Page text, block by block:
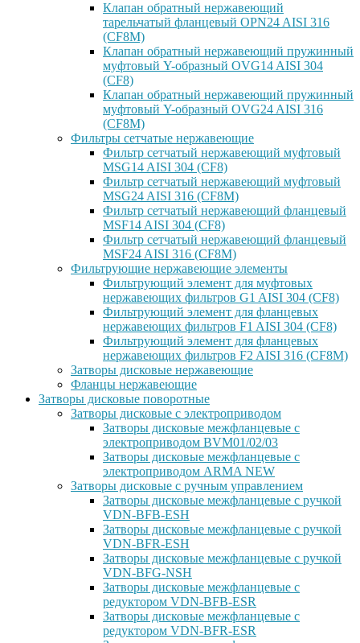
Клапан обратный нержавеющий
тарельчатый фланцевый OPN24 AISI 316
(CF8M)
Клапан обратный нержавеющий пружинный
муфтовый Y-образный OVG14 AISI 304
(CF8)
Клапан обратный нержавеющий пружинный
муфтовый Y-образный OVG24 AISI 316
(CF8М)
Фильтры сетчатые нержавеющие
Фильтр сетчатый нержавеющий муфтовый
MSG14 AISI 304 (CF8)
Фильтр сетчатый нержавеющий муфтовый
MSG24 AISI 316 (CF8M)
Фильтр сетчатый нержавеющий фланцевый
MSF14 AISI 304 (CF8)
Фильтр сетчатый нержавеющий фланцевый
MSF24 AISI 316 (CF8M)
Фильтрующие нержавеющие элементы
Фильтрующий элемент для муфтовых
нержавеющих фильтров G1 AISI 304 (CF8)
Фильтрующий элемент для фланцевых
нержавеющих фильтров F1 AISI 304 (CF8)
Фильтрующий элемент для фланцевых
нержавеющих фильтров F2 AISI 316 (CF8M)
Затворы дисковые нержавеющие
Фланцы нержавеющие
Затворы дисковые поворотные
Затворы дисковые с электроприводом
Затворы дисковые межфланцевые с
электроприводом BVM01/02/03
Затворы дисковые межфланцевые с
электроприводом ARMA NEW
Затворы дисковые с ручным управлением
Затворы дисковые межфланцевые с ручкой
VDN-BFB-ESH
Затворы дисковые межфланцевые с ручкой
VDN-BFR-ESH
Затворы дисковые межфланцевые с ручкой
VDN-BFG-NSH
Затворы дисковые межфланцевые с
редуктором VDN-BFB-ESR
Затворы дисковые межфланцевые с
редуктором VDN-BFR-ESR